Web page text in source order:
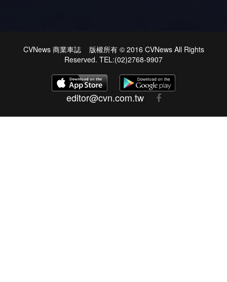
CVNews 商業車誌 版權所有 © 2016 CVNews All Rights
Reserved. TEL:(02)2768-9907
editor@cvn.com.tw